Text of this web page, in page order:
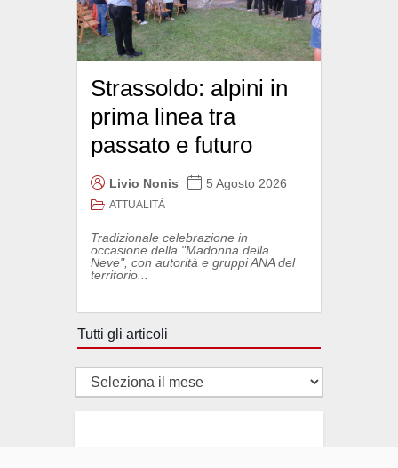
Strassoldo: alpini in
prima linea tra
passato e futuro
Livio Nonis 5 Agosto 2026
ATTUALITÀ
Tradizionale celebrazione in
occasione della "Madonna della
Neve", con autorità e gruppi ANA del
territorio...
Tutti gli articoli
Tutti